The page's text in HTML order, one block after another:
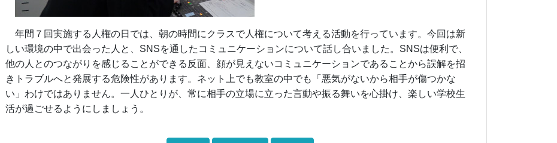
年間７回実施する人権の日では、朝の時間にクラスで人権について考える活動を行っています。今回は新
しい環境の中で出会った人と、SNSを通したコミュニケーションについて話し合いました。SNSは便利で、
他の人とのつながりを感じることができる反面、顔が見えないコミュニケーションであることから誤解を招
きトラブルへと発展する危険性があります。ネット上でも教室の中でも「悪気がないから相手が傷つかな
い」わけではありません。一人ひとりが、常に相手の立場に立った言動や振る舞いを心掛け、楽しい学校生
活が過ごせるようにしましょう。